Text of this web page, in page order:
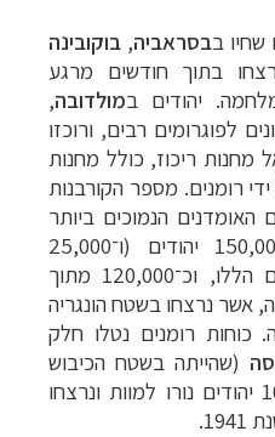
בסראביה, בוקובינה
בתוך חודשים מרגע
יהודים במולדובה,
לפוגרומים רבים, ורוכזו
ריכוז, כולל מחנות
רומנים. מספר הקורבנות
האומדנים הנמוכים ביותר
נוקבים במספר של כ־150,000 יהודים (ו־25,000
צוענים) באזורים המזרחיים הללו, וכ־120,000 מתוך
אשר נרצחו בשטח הונגריה
רומנים נטלו חלק
(שהייתה בשטח הכיבוש
הרומני). למעלה מ־100,000 יהודים נורו למוות ונרצחו